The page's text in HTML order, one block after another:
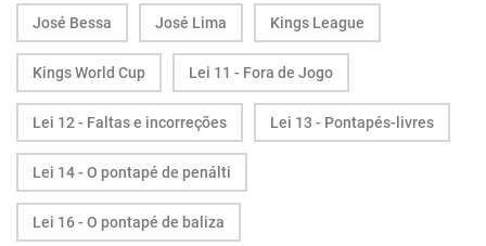
José Bessa José Lima Kings League
Kings World Cup Lei 11 - Fora de Jogo
Lei 12 - Faltas e incorreções Lei 13 - Pontapés-livres
Lei 14 - O pontapé de penálti
Lei 16 - O pontapé de baliza